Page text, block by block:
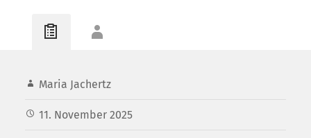
Maria Jachertz
11. November 2025